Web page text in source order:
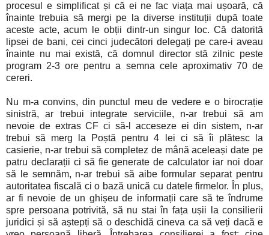
procesul e simplificat și că ei ne fac viața mai ușoară, că
înainte trebuia să mergi pe la diverse instituții după toate
aceste acte, acum le obții dintr-un singur loc. Că datorită
lipsei de bani, cei cinci judecători delegați pe care-i aveau
înainte nu mai există, că domnul director stă zilnic peste
program 2-3 ore pentru a semna cele aproximativ 70 de
cereri.
Nu m-a convins, din punctul meu de vedere e o birocrație
sinistră, ar trebui integrate serviciile, n-ar trebui să am
nevoie de extras CF ci să-l acceseze ei din sistem, n-ar
trebui să merg la Poștă pentru 4 lei ci să îi plătesc la
casierie, n-ar trebui să completez de mână aceleași date pe
patru declarații ci să fie generate de calculator iar noi doar
să le semnăm, n-ar trebui să aibe formular separat pentru
autoritatea fiscală ci o bază unică cu datele firmelor. În plus,
ar fi nevoie de un ghișeu de informații care să te îndrume
spre persoana potrivită, să nu stai în fața ușii la consilierii
juridici și să aștepți să o deschidă cineva ca să veți dacă e